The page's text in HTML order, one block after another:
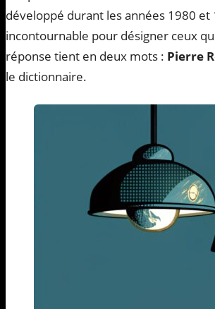
développé durant les années 1980
incontournable pour désigner ceux
réponse tient en deux mots : Pierre
le dictionnaire.